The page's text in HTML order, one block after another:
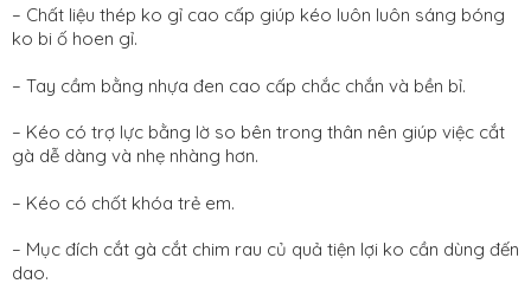
– Chất liệu thép ko gỉ cao cấp giúp kéo luôn luôn sáng bóng
ko bi ố hoen gỉ.
– Tay cầm bằng nhựa đen cao cấp chắc chắn và bền bỉ.
– Kéo có trợ lực bằng lờ so bên trong thân nên giúp việc cắt
gà dễ dàng và nhẹ nhàng hơn.
– Kéo có chốt khóa trẻ em.
– Mục đích cắt gà cắt chim rau củ quả tiện lợi ko cần dùng đến
dao.